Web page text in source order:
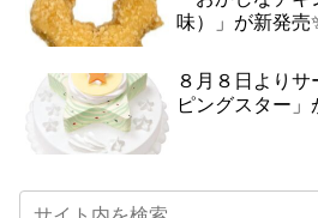
味）」が新発売
８月８日より
ピングスター」